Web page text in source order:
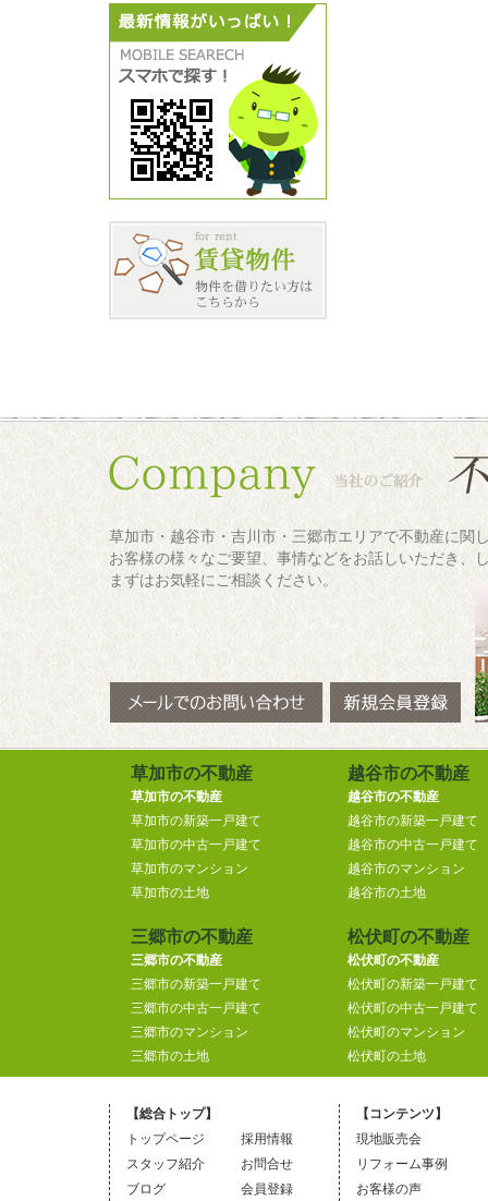
草加市・越谷市・吉川市・三郷市エリアで不動産に関
お客様の様々なご要望、事情などをお話しいただき、
まずはお気軽にご相談ください。
草加市の不動産
草加市の不動産
草加市の新築一戸建て
草加市の中古一戸建て
草加市のマンション
草加市の土地
越谷市の不動産
越谷市の不動産
越谷市の新築一戸建て
越谷市の中古一戸建て
越谷市のマンション
越谷市の土地
三郷市の不動産
三郷市の不動産
三郷市の新築一戸建て
三郷市の中古一戸建て
三郷市のマンション
三郷市の土地
松伏町の不動産
松伏町の不動産
松伏町の新築一戸建て
松伏町の中古一戸建て
松伏町のマンション
松伏町の土地
【総合トップ】
トップページ
スタッフ紹介
ブログ
採用情報
お問合せ
会員登録
【コンテンツ】
現地販売会
リフォーム事例
お客様の声